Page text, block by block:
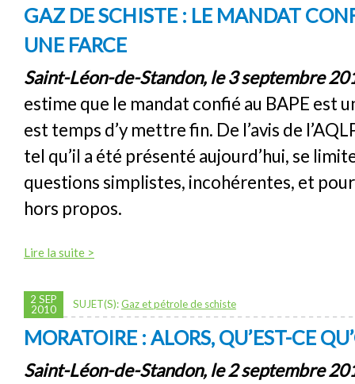
GAZ DE SCHISTE : LE MANDAT
UNE FARCE
Saint-Léon-de-Standon, le 3 septembre
estime que le mandat confié au BAPE est
est temps d’y mettre fin. De l’avis de
tel qu’il a été présenté aujourd’hui, se
questions simplistes, incohérentes, et
hors propos.
Lire la suite >
2 SEP
2010
SUJET(S):Gaz et pétrole de schiste
MORATOIRE : ALORS, QU’EST-CE
Saint-Léon-de-Standon, le 2 septembre